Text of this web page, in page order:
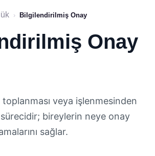
› Bilgilendirilmiş Onay
Onay
veya işlenmesinden
bireylerin neye onay
sağlar.